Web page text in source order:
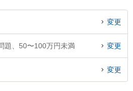
変更
題、50〜100万円未満 変更
変更